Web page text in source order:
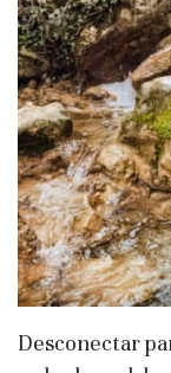
Desconectar